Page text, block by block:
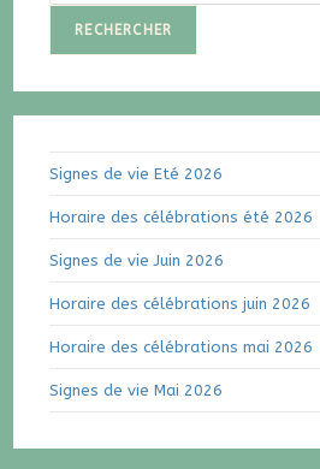
RECHERCHER
Signes de vie Eté 2026
Horaire des célébrations été 2026
Signes de vie Juin 2026
Horaire des célébrations juin 2026
Horaire des célébrations mai 2026
Signes de vie Mai 2026